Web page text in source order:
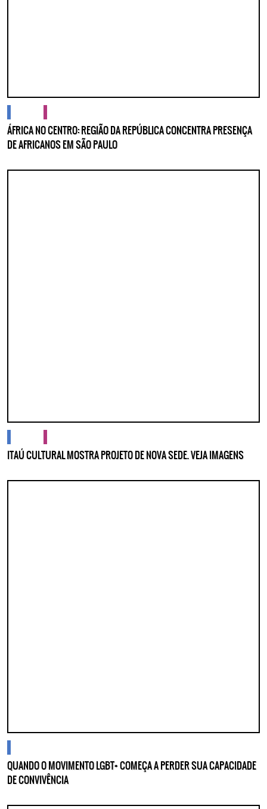
ÁFRICA NO CENTRO: REGIÃO DA REPÚBLICA CONCENTRA PRESENÇA
DE AFRICANOS EM SÃO PAULO
ITAÚ CULTURAL MOSTRA PROJETO DE NOVA SEDE. VEJA IMAGENS
QUANDO O MOVIMENTO LGBT+ COMEÇA A PERDER SUA CAPACIDADE
DE CONVIVÊNCIA